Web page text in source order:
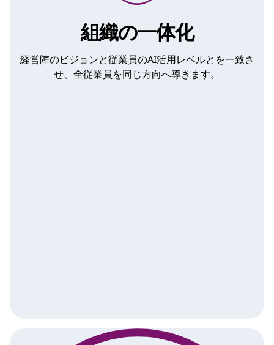
組織の一体化
経営陣のビジョンと従業員のAI活用レベルとを一致さ
せ、全従業員を同じ方向へ導きます。